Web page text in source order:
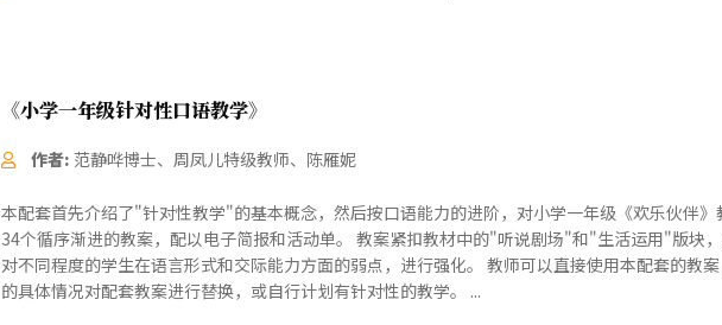
《小学一年级针对性口语教学》
作者: 范静哗博士、周凤儿特级教师、陈雁妮
本配套首先介绍了"针对性教学"的基本概念，然后按口语能力的进阶，对小学一年级《欢乐伙伴
34个循序渐进的教案，配以电子简报和活动单。 教案紧扣教材中的"听说剧场"和"生活运用"版块
对不同程度的学生在语言形式和交际能力方面的弱点，进行强化。 教师可以直接使用本配套的教
的具体情况对配套教案进行替换，或自行计划有针对性的教学。 ...